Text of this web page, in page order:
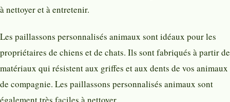
à nettoyer et à entretenir.
Les paillassons personnalisés animaux sont idéaux pour les
propriétaires de chiens et de chats. Ils sont fabriqués à partir de
matériaux qui résistent aux griffes et aux dents de vos animaux
de compagnie. Les paillassons personnalisés animaux sont
également très faciles à nettoyer.